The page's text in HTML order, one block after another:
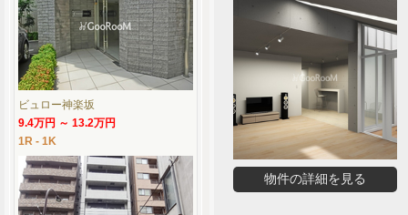
物件の詳細を見る
ビュロー神楽坂
9.4万円 ～ 13.2万円
1R - 1K